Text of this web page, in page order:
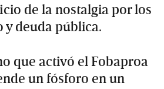
de la nostalgia por los
y deuda pública.
que activó el Fobaproa
un fósforo en un